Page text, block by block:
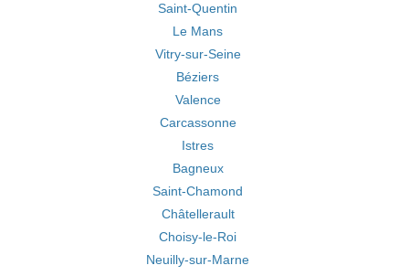
Saint-Quentin
Le Mans
Vitry-sur-Seine
Béziers
Valence
Carcassonne
Istres
Bagneux
Saint-Chamond
Châtellerault
Choisy-le-Roi
Neuilly-sur-Marne